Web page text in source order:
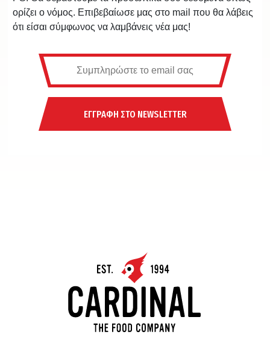
ορίζει ο νόμος. Επιβεβαίωσε μας στο mail που θα λάβεις
ότι είσαι σύμφωνος να λαμβάνεις νέα μας!
ΕΓΓΡΑΦΗ ΣΤΟ NEWSLETTER